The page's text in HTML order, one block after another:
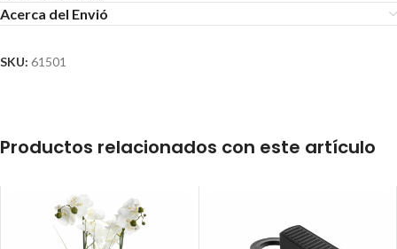
Acerca del Envió
SKU: 61501
Productos relacionados con este artículo